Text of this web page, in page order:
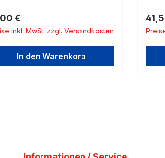
Preis:
€
inkl. MwSt. zzgl. Versandkosten
In den Warenkorb